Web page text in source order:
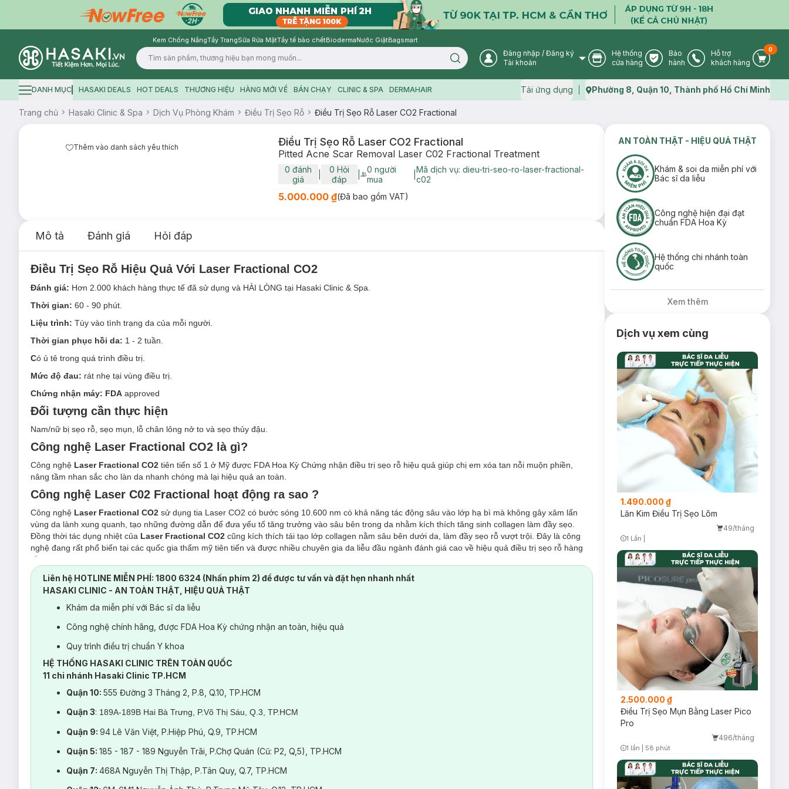
Kem Chống NắngTẩy TrangSữa Rửa MặtTẩy tế bào chếtBiodermaNước GiặtBagsmart
Logo
Search icon User Icon
Đăng nhập / Đăng ký
Tài khoản
Store Icon
Hệ thống
cửa hàng
Warranty Icon
Bảo
hành
Phone Icon
Hỗ trợ
khách hàng
Cart
0
Hamburger icon
DANH MỤC HASAKI DEALS HOT DEALS THƯƠNG HIỆU HÀNG MỚI VỀ BÁN CHẠY CLINIC & SPA DERMAHAIR Tải ứng dụng Map icon
Phường 8, Quận 10, Thành phố Hồ Chí Minh
Trang chủ Hasaki Clinic & Spa Dịch Vụ Phòng Khám Điều Trị Sẹo Rỗ Điều Trị Sẹo Rỗ Laser CO2 Fractional
Thêm vào danh sách yêu thích Điều Trị Sẹo Rỗ Laser CO2 Fractional
Pitted Acne Scar Removal Laser C02 Fractional Treatment
0 đánh
giá
0 Hỏi
đáp
User Product Icon
0 người
mua
Mã dịch vụ: dieu-tri-seo-ro-laser-fractional-
c02
5.000.000 ₫(Đã bao gồm VAT)
Mô tả Đánh giá Hỏi đáp
Điều Trị Sẹo Rỗ Hiệu Quả Với Laser Fractional CO2
Đánh giá: Hơn 2.000 khách hàng thực tế đã sử dụng và HÀI LÒNG tại Hasaki Clinic & Spa.
Thời gian: 60 - 90 phút.
Liệu trình: Tùy vào tình trạng da của mỗi người.
Thời gian phục hồi da: 1 - 2 tuần.
Có ủ tê trong quá trình điều trị.
Mức độ đau: rát nhẹ tại vùng điều trị.
Chứng nhận máy: FDA approved
Đối tượng cần thực hiện
Nam/nữ bị sẹo rỗ, sẹo mụn, lỗ chân lông nở to và sẹo thủy đậu.
Công nghệ Laser Fractional CO2 là gì?
Công nghệ Laser Fractional CO2 tiên tiến số 1 ở Mỹ được FDA Hoa Kỳ Chứng nhận điều trị sẹo rỗ hiệu quả giúp chị em xóa tan nỗi muộn phiền,
nâng tầm nhan sắc cho làn da nhanh chóng mà lại hiệu quả an toàn.
Công nghệ Laser C02 Fractional hoạt động ra sao ?
Công nghệ Laser Fractional CO2 sử dụng tia Laser CO2 có bước sóng 10.600 nm có khả năng tác động sâu vào lớp hạ bì mà không gây xâm lấn
vùng da lành xung quanh, tạo những đường dẫn để đưa yếu tố tăng trưởng vào sâu bên trong da nhằm kích thích tăng sinh collagen làm đầy sẹo.
Đồng thời tác dụng nhiệt của Laser Fractional CO2 cũng kích thích tái tạo lớp collagen nằm sâu bên dưới da, làm đầy sẹo rỗ vượt trội. Đây là công
nghệ đang rất phổ biến tại các quốc gia thẩm mỹ tiên tiến và được nhiều chuyên gia da liễu đầu ngành đánh giá cao về hiệu quả điều trị sẹo rỗ hàng
đầu hiện nay.
Đồng thời năng lượng cực mạnh với tốc độ chiếu cao ngay lập tức phá tan sắc tố melanin (nguyên nhân gây nên những vùng bị thâm đen trên da),
khiến chúng đẩy dần lên trên bề mặt da, đào thải theo cơ chế tự nhiên của cơ thể, trả lại làn da trắng sáng. Bên cạnh đó, năng lượng ánh sáng đi
chân lông lớn và sự phát triển của mụn.Phá hủy mô xơ cứng đầu, loại bỏ tế bào già cỗi, kích thích tái tạo và giúp thay da phẳng mịn, trơn láng, mềm
mượt tự nhiên.
Liên hệ HOTLINE MIỄN PHÍ: 1800 6324 (Nhấn phím 2) để được tư vấn và đặt hẹn nhanh nhất
HASAKI CLINIC - AN TOÀN THẬT, HIỆU QUẢ THẬT
Khám da miễn phí với Bác sĩ da liễu
Công nghệ chính hãng, được FDA Hoa Kỳ chứng nhận an toàn, hiệu quả
Quy trình điều trị chuẩn Y khoa
HỆ THỐNG HASAKI CLINIC TRÊN TOÀN QUỐC
11 chi nhánh Hasaki Clinic TP.HCM
Quận 10: 555 Đường 3 Tháng 2, P.8, Q.10, TP.HCM
Quận 3: 189A-189B Hai Bà Trưng, P.Võ Thị Sáu, Q.3, TP.HCM
Quận 9: 94 Lê Văn Việt, P.Hiệp Phú, Q.9, TP.HCM
Quận 5: 185 - 187 - 189 Nguyễn Trãi, P.Chợ Quán (Cũ: P2, Q,5), TP.HCM
Quận 7: 468A Nguyễn Thị Thập, P.Tân Quy, Q.7, TP.HCM
AN TOÀN THẬT - HIỆU QUẢ THẬT
Khám & soi da miễn phí với
Bác sĩ da liễu
Công nghệ hiện đại đạt
chuẩn FDA Hoa Kỳ
Hệ thống chi nhánh toàn
quốc
Xem thêm
Dịch vụ xem cùng
1.490.000 ₫
Lăn Kim Điều Trị Sẹo Lõm
49/tháng
Timer Gray Icon
1 Lần
2.500.000 ₫
Điều Trị Sẹo Mụn Bằng Laser Pico
Pro
496/tháng
1 lần 58 phút